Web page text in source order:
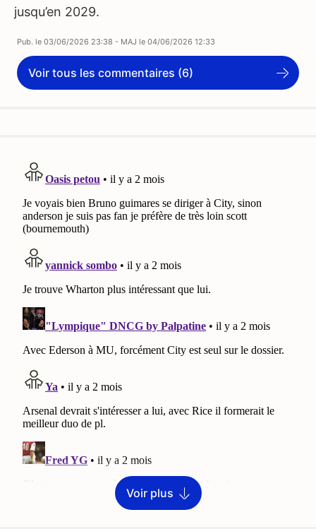
jusqu’en 2029.
Pub. le 03/06/2026 23:38 - MAJ le 04/06/2026 12:33
Voir tous les commentaires (6)
Voir plus